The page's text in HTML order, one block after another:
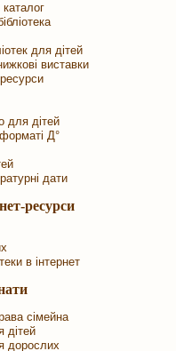
для дітей
виставки
ресурси
для дітей
форматі Д°
дати
ресурси
в інтернет
сімейна
дітей
дорослих